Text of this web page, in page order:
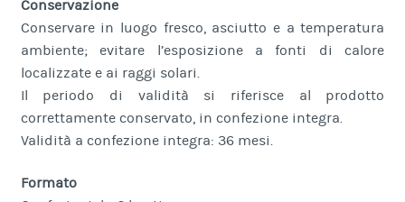
Conservazione
Conservare in luogo fresco, asciutto e a temperatura
ambiente; evitare l’esposizione a fonti di calore
localizzate e ai raggi solari.
Il periodo di validità si riferisce al prodotto
correttamente conservato, in confezione integra.
Validità a confezione integra: 36 mesi.
Formato